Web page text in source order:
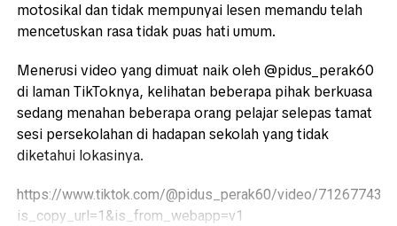
motosikal dan tidak mempunyai lesen memandu telah
mencetuskan rasa tidak puas hati umum.
Menerusi video yang dimuat naik oleh @pidus_perak60
di laman TikToknya, kelihatan beberapa pihak berkuasa
sedang menahan beberapa orang pelajar selepas tamat
sesi persekolahan di hadapan sekolah yang tidak
diketahui lokasinya.
https://www.tiktok.com/@pidus_perak60/video/
is_copy_url=1&is_from_webapp=v1